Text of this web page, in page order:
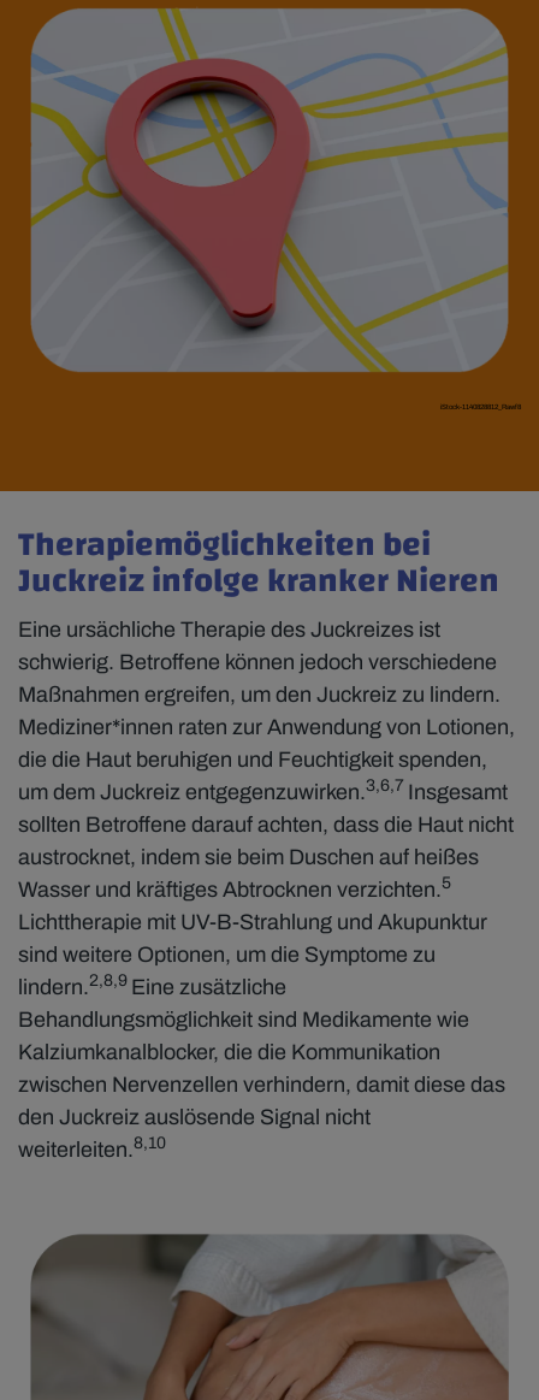
iStock-1140828812_Rawf8
Therapiemöglichkeiten bei
Juckreiz infolge kranker Nieren
Eine ursächliche Therapie des Juckreizes ist
schwierig. Betroffene können jedoch verschiedene
Maßnahmen ergreifen, um den Juckreiz zu lindern.
Mediziner*innen raten zur Anwendung von Lotionen,
die die Haut beruhigen und Feuchtigkeit spenden,
um dem Juckreiz entgegenzuwirken.3,6,7 Insgesamt
sollten Betroffene darauf achten, dass die Haut nicht
austrocknet, indem sie beim Duschen auf heißes
Wasser und kräftiges Abtrocknen verzichten.5
Lichttherapie mit UV-B-Strahlung und Akupunktur
sind weitere Optionen, um die Symptome zu
lindern.2,8,9 Eine zusätzliche
Behandlungsmöglichkeit sind Medikamente wie
Kalziumkanalblocker, die die Kommunikation
zwischen Nervenzellen verhindern, damit diese das
den Juckreiz auslösende Signal nicht
weiterleiten.8,10